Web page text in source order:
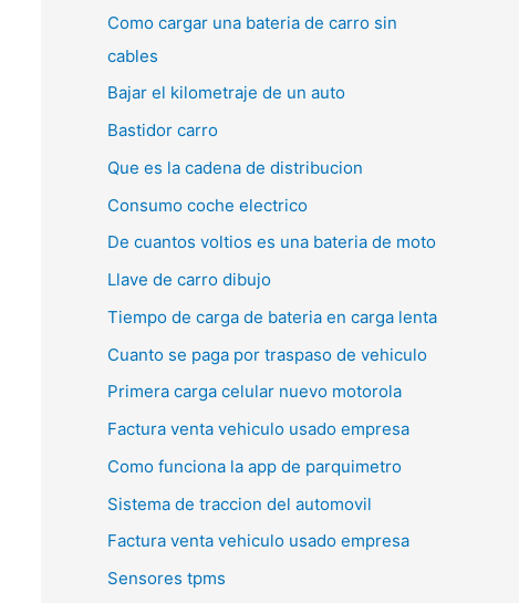
Como cargar una bateria de carro sin
cables
Bajar el kilometraje de un auto
Bastidor carro
Que es la cadena de distribucion
Consumo coche electrico
De cuantos voltios es una bateria de moto
Llave de carro dibujo
Tiempo de carga de bateria en carga lenta
Cuanto se paga por traspaso de vehiculo
Primera carga celular nuevo motorola
Factura venta vehiculo usado empresa
Como funciona la app de parquimetro
Sistema de traccion del automovil
Factura venta vehiculo usado empresa
Sensores tpms